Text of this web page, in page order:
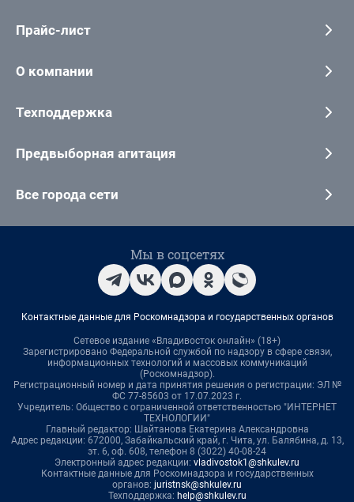
Прайс-лист
О компании
Техподдержка
Предвыборная агитация
Все города сети
Мы в соцсетях
Контактные данные для Роскомнадзора и государственных органов
Сетевое издание «Владивосток онлайн» (18+)
Зарегистрировано Федеральной службой по надзору в сфере связи,
информационных технологий и массовых коммуникаций
(Роскомнадзор).
Регистрационный номер и дата принятия решения о регистрации: ЭЛ №
ФС 77-85603 от 17.07.2023 г.
Учредитель: Общество с ограниченной ответственностью "ИНТЕРНЕТ
ТЕХНОЛОГИИ"
Главный редактор: Шайтанова Екатерина Александровна
Адрес редакции: 672000, Забайкальский край, г. Чита, ул. Балябина, д. 13,
эт. 6, оф. 608, телефон 8 (3022) 40-08-24
Электронный адрес редакции: vladivostok1@shkulev.ru
Контактные данные для Роскомнадзора и государственных
органов: juristnsk@shkulev.ru
Техподдержка: help@shkulev.ru